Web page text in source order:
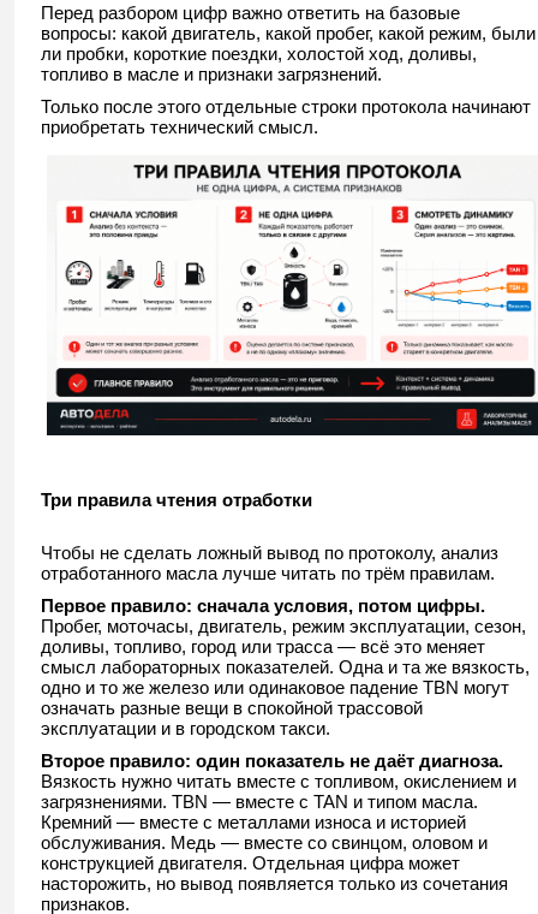
Перед разбором цифр важно ответить на базовые
вопросы: какой двигатель, какой пробег, какой режим, были
ли пробки, короткие поездки, холостой ход, доливы,
топливо в масле и признаки загрязнений.
Только после этого отдельные строки протокола начинают
приобретать технический смысл.
Три правила чтения отработки
Чтобы не сделать ложный вывод по протоколу, анализ
отработанного масла лучше читать по трём правилам.
Первое правило: сначала условия, потом цифры.
Пробег, моточасы, двигатель, режим эксплуатации, сезон,
доливы, топливо, город или трасса — всё это меняет
смысл лабораторных показателей. Одна и та же вязкость,
одно и то же железо или одинаковое падение TBN могут
означать разные вещи в спокойной трассовой
эксплуатации и в городском такси.
Второе правило: один показатель не даёт диагноза.
Вязкость нужно читать вместе с топливом, окислением и
загрязнениями. TBN — вместе с TAN и типом масла.
Кремний — вместе с металлами износа и историей
обслуживания. Медь — вместе со свинцом, оловом и
конструкцией двигателя. Отдельная цифра может
насторожить, но вывод появляется только из сочетания
признаков.